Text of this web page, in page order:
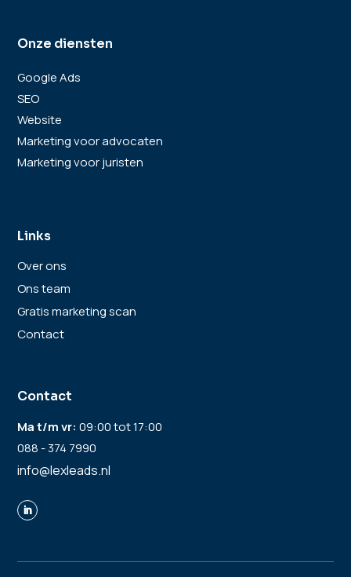
Onze diensten
Google Ads
SEO
Website
Marketing voor advocaten
Marketing voor juristen
Links
Over ons
Ons team
Gratis marketing scan
Contact
Contact
Ma t/m vr: 09:00 tot 17:00
088 - 374 7990
info@lexleads.nl